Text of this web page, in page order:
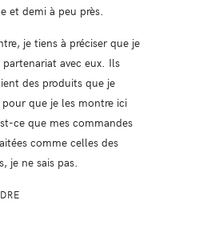
et demi à peu près.
je tiens à préciser que je
partenariat avec eux. Ils
des produits que je
que je les montre ici
ce que mes commandes
comme celles des
je ne sais pas.